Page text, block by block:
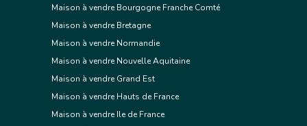
Maison à vendre Bourgogne Franche Comté
Maison à vendre Bretagne
Maison à vendre Normandie
Maison à vendre Nouvelle Aquitaine
Maison à vendre Grand Est
Maison à vendre Hauts de France
Maison à vendre Ile de France